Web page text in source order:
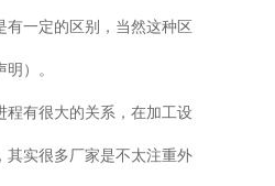
有一定的区别，当然这种区
）。
程有很大的关系，在加工设
其实很多厂家是不太注重外